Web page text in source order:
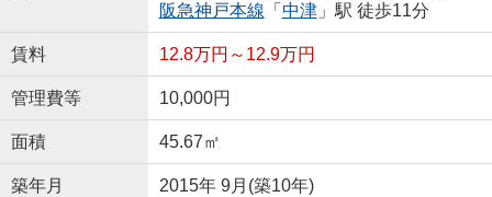
阪急神戸本線 「 中津」駅 徒歩11分
賃料 12.8万円～12.9万円
管理費等 10,000円
面積 45.67㎡
築年月 2015年 9月(築10年)